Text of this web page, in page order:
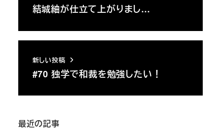
結城紬が仕立て上がりまし…
新しい投稿
#70 独学で和裁を勉強したい！
最近の記事